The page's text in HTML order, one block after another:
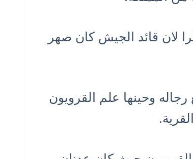
لان قائد الجيش كان صهر
وحينها علم القرويون